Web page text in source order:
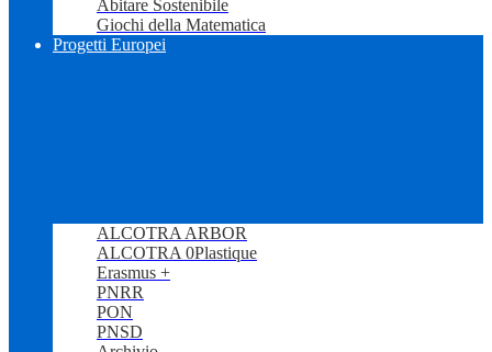
Abitare Sostenibile
Giochi della Matematica
Progetti Europei
ALCOTRA ARBOR
ALCOTRA 0Plastique
Erasmus +
PNRR
PON
PNSD